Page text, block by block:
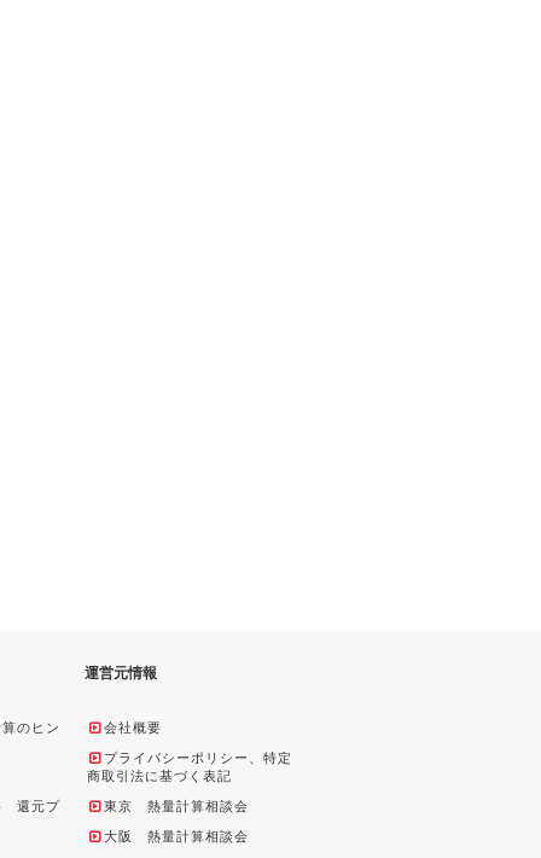
のヒン
還元プ
運営元情報
会社概要
プライバシーポリシー、特定
商取引法に基づく表記
東京 熱量計算相談会
大阪 熱量計算相談会